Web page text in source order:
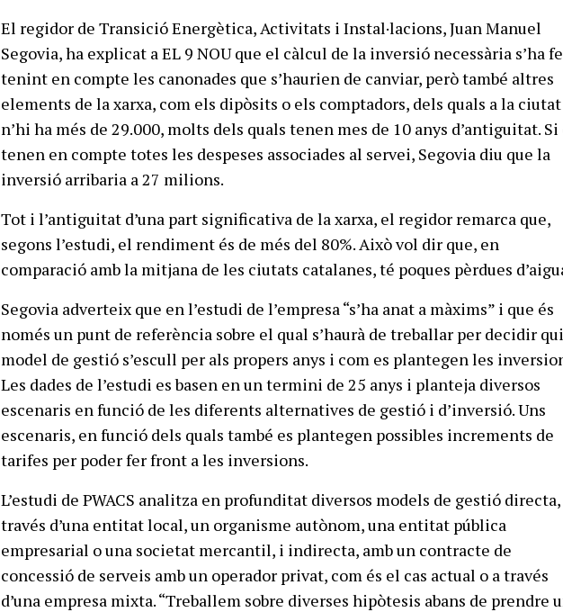
El regidor de Transició Energètica, Activitats i Instal·lacions, Juan Manuel
Segovia, ha explicat a EL 9 NOU que el càlcul de la inversió necessària s’ha
tenint en compte les canonades que s’haurien de canviar, però també altres
elements de la xarxa, com els dipòsits o els comptadors, dels quals a la ciutat
n’hi ha més de 29.000, molts dels quals tenen mes de 10 anys d’antiguitat. Si
tenen en compte totes les despeses associades al servei, Segovia diu que la
inversió arribaria a 27 milions.
Tot i l’antiguitat d’una part significativa de la xarxa, el regidor remarca que,
segons l’estudi, el rendiment és de més del 80%. Això vol dir que, en
comparació amb la mitjana de les ciutats catalanes, té poques pèrdues
Segovia adverteix que en l’estudi de l’empresa “s’ha anat a màxims” i que és
només un punt de referència sobre el qual s’haurà de treballar per decidir
model de gestió s’escull per als propers anys i com es plantegen les
Les dades de l’estudi es basen en un termini de 25 anys i planteja diversos
escenaris en funció de les diferents alternatives de gestió i d’inversió. Uns
escenaris, en funció dels quals també es plantegen possibles increments de
tarifes per poder fer front a les inversions.
L’estudi de PWACS analitza en profunditat diversos models de gestió directa,
través d’una entitat local, un organisme autònom, una entitat pública
empresarial o una societat mercantil, i indirecta, amb un contracte de
concessió de serveis amb un operador privat, com és el cas actual o a través
d’una empresa mixta. “Treballem sobre diverses hipòtesis abans de prendre